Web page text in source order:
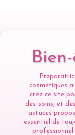
cosmétiques
créé ce site
des soins, et
astuces
essentiel de